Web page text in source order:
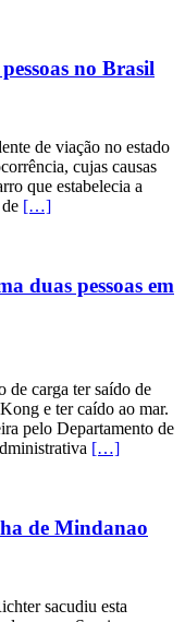
no Brasil
de viação no estado
cujas causas
que estabelecia a
[…]
duas pessoas em
de carga ter saído de
e ter caído ao mar.
pelo Departamento de
[…]
de Mindanao
sacudiu esta